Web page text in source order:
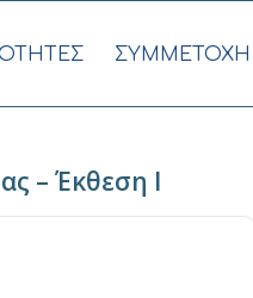
ΣΥΜΜΕΤΟΧΗ
– Έκθεση Ι